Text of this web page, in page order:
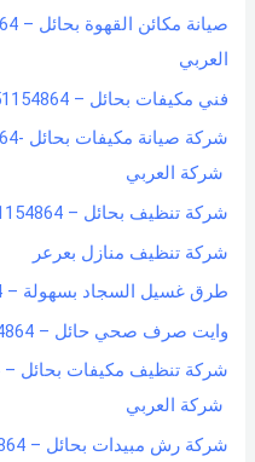
f
o
r
:
العربي
فني مكيفات بحائل – 0551154864 اتصل بنا – شركة العربي
شركة العربي
شركة تنظيف بحائل – 0551154864 اتصل بنا – شركة العربي
شركة تنظيف منازل بعرعر
طرق غسيل السجاد بسهولة – 0551154864- شركة العربي
وايت صرف صحي حائل – 0551154864 اتصل بنا – شركة العربي
شركة العربي
شركة رش مبيدات بحائل – 0551154864 اتصل بنا – شركة العربي